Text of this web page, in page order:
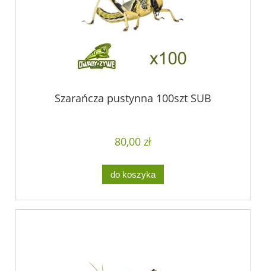
Szarańcza pustynna 100szt SUB
80,00 zł
do koszyka